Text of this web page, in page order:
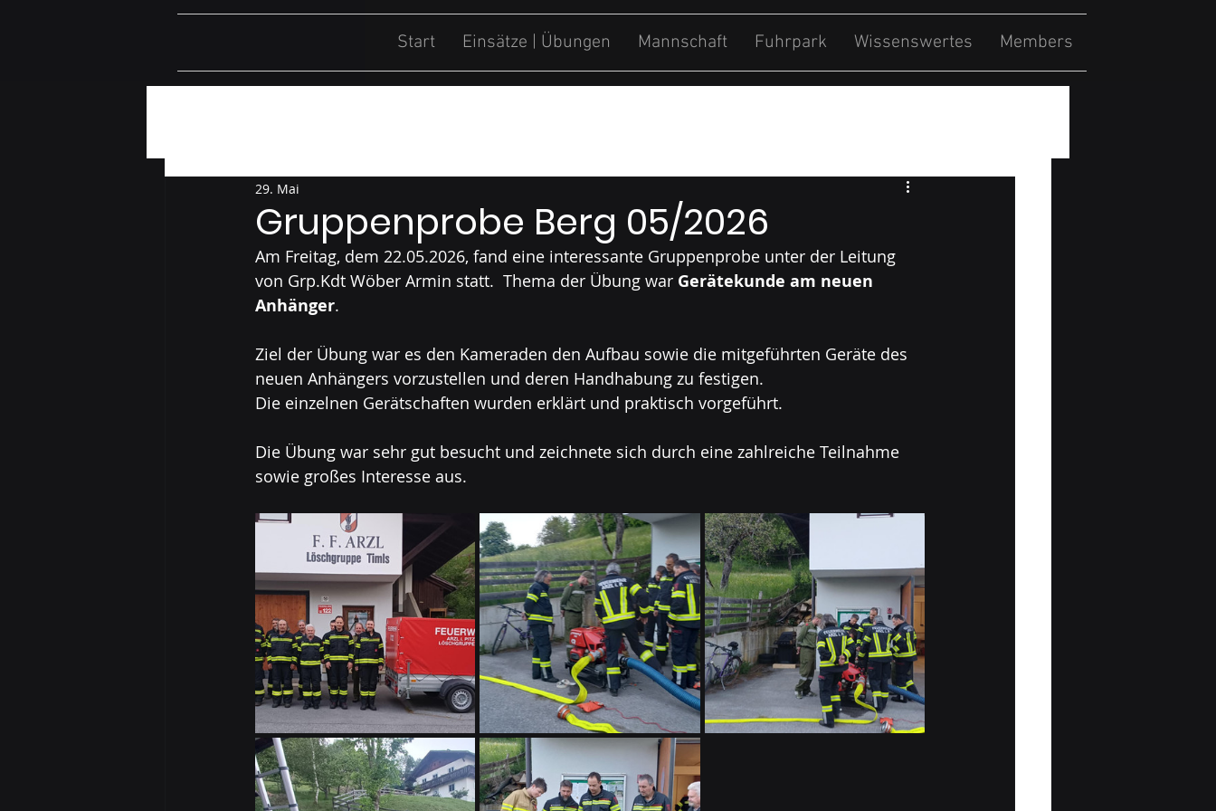
Start Einsätze | Übungen Mannschaft Fuhrpark Wissenswertes Members
Gruppenprobe Berg 05/2026
29. Mai
Am Freitag, dem 22.05.2026, fand eine interessante Gruppenprobe unter der Leitung
von Grp.Kdt Wöber Armin statt.  Thema der Übung war Gerätekunde am neuen
Anhänger.
Ziel der Übung war es den Kameraden den Aufbau sowie die mitgeführten Geräte des
neuen Anhängers vorzustellen und deren Handhabung zu festigen.
Die einzelnen Gerätschaften wurden erklärt und praktisch vorgeführt.
Die Übung war sehr gut besucht und zeichnete sich durch eine zahlreiche Teilnahme
sowie großes Interesse aus.